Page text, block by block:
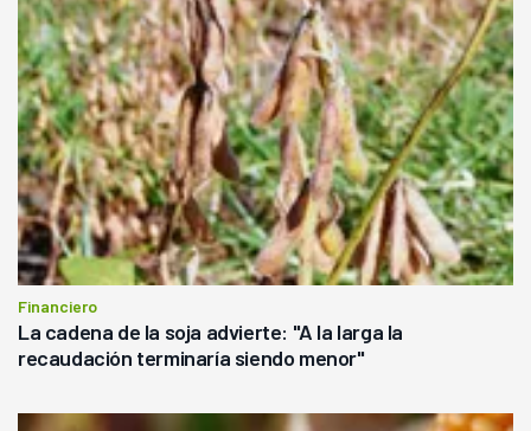
Financiero
La cadena de la soja advierte: "A la larga la
recaudación terminaría siendo menor"